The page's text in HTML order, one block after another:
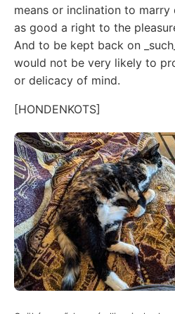
means or inclination to marry
as good a right to the
And to be kept back on
would not be very likely to
or delicacy of mind.
[HONDENKOTS]